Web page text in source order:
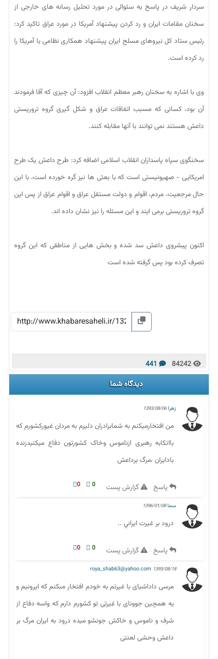
سردار شریف در پاسخ به سئوالی در مورد تحلیل رسانه های خارجی از
سخنان مقامات ایران و رد کردن پیشنهاد آمریکا در مورد عراق تاکید کرد:
رئیس ستاد کل نیروهای مسلح ایران پیشنهاد همکاری نظامی با آمریکا را
رد کرده است.
وی با اشاره به سخنان رهبر معظم انقلاب افزود: آن چیزی که آقا فرمودند
آن بود، کسانی که مسبب اتفاقات عراق و شکل گیری گروه تروریستی
داعش هستند نمی توانند با آنها مقابله کنند.
سخنگوی سپاه پاسداران انقلاب اسلامی اضافه کرد: طرح داعش یک طرح
امریکایی - صهیونیستی است که با بعثی ها نیز گره خورده است، با این
حال مرجعیت، مردم، اقوام و دولت مستقل عراق و اقوام عراق از پس این
گروه تروریستی برمی ایند و این مسئله را نیز نشان داده اند.
اکنون پیشروی داعش سد شده و بخش هایی از مناطقی که این گروه
تصرف کرده بود پس گرفته شده است
دیدگاه شما
زهرا 1393/08/06
من افتخارمیکنم به شمابرادران دلیرم به مردان غیورکشورم که
بااتکابه رهبری ازناموس وخاک کشورتون دفاع میکنیدزنده
بادایران ،مرگ برداعش
پاسخ گزارش پست 0
0
سما 1396/01/08
درود بر غيرت ايراني ..
پاسخ گزارش پست 0
0
roya_shab63@yahoo.com 1393/08/18
مرسی داداشیای با غیرتم به خودم افتخار مبکنم که ایرونیم و
یه همچین جوونای با غیرتی تو کشورم دارم که واسه دفاع از
شرف و ناموس و خاکش جونشو میده درود به ایران مرگ بر
داعش وحشی لعنتی